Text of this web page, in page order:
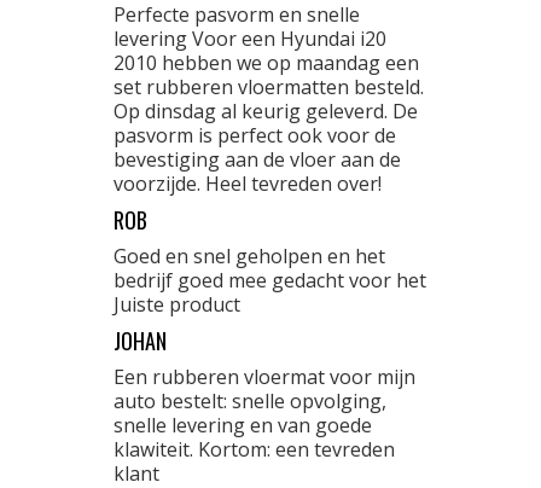
Perfecte pasvorm en snelle
levering Voor een Hyundai i20
2010 hebben we op maandag een
set rubberen vloermatten besteld.
Op dinsdag al keurig geleverd. De
pasvorm is perfect ook voor de
bevestiging aan de vloer aan de
voorzijde. Heel tevreden over!
ROB
Goed en snel geholpen en het
bedrijf goed mee gedacht voor het
Juiste product
JOHAN
Een rubberen vloermat voor mijn
auto bestelt: snelle opvolging,
snelle levering en van goede
klawiteit. Kortom: een tevreden
klant